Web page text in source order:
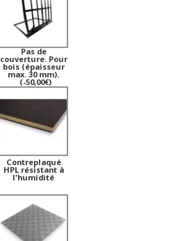
Pas de
couverture. Pour
bois (épaisseur
max. 30 mm).
(-50,00€)
Contreplaqué
HPL résistant à
l'humidité